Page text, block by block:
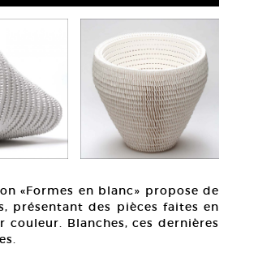
«Formes en blanc» propose de
présentant des pièces faites en
Blanches, ces dernières